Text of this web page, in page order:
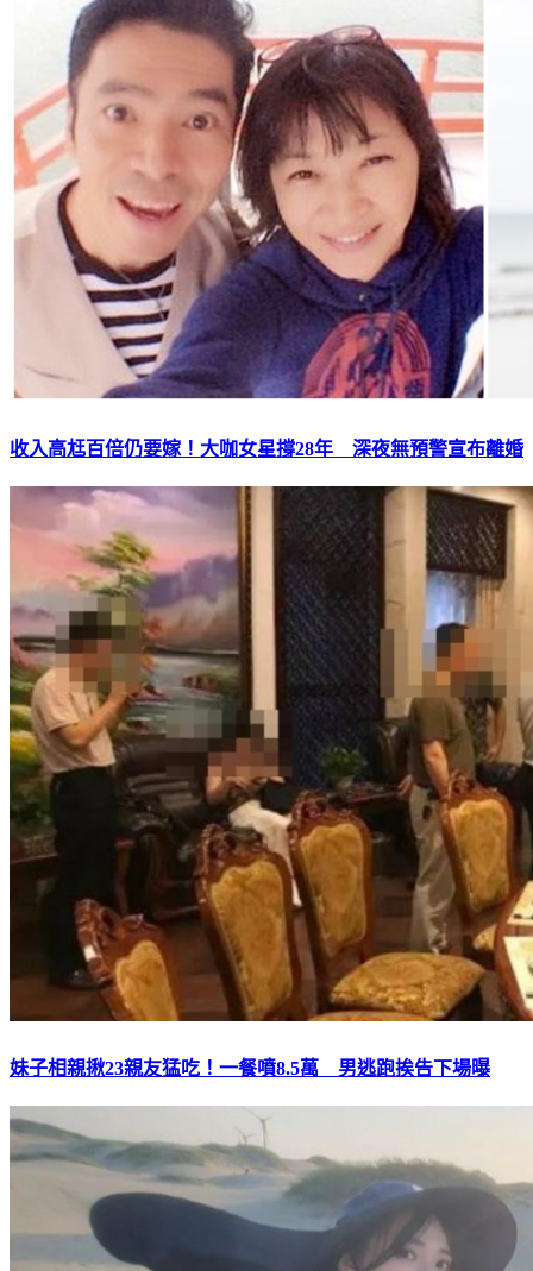
收入高尪百倍仍要嫁！大咖女星撐28年 深夜無預警宣布離婚
妹子相親揪23親友猛吃！一餐噴8.5萬 男逃跑挨告下場曝